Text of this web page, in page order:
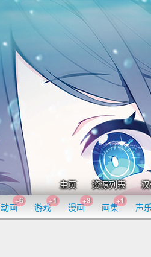
主页 资源列表
动画
+6
游戏
+1
漫画
+3
画集
+1
声